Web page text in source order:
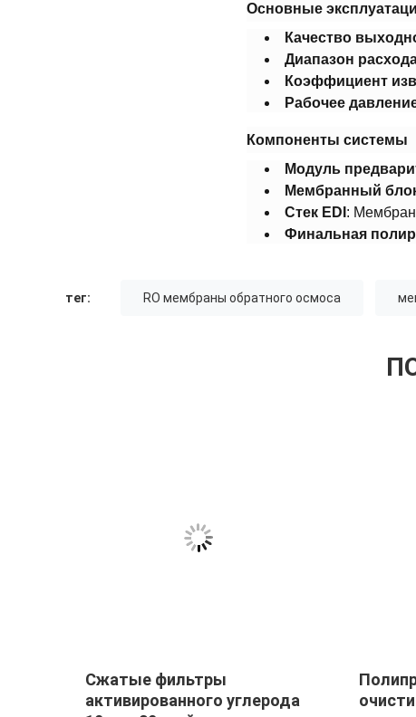
​Основные
​Качество
​Диапазон
​Коэффициент
​Рабочее
​Компоненты системы​
​Модуль
​Мембранный
​Стек EDI​ ​:
​Финальная
тег: RO мембраны обратного осмоса
Сжатые фильтры
активированного углерода